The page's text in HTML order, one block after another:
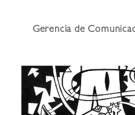
Gerencia de